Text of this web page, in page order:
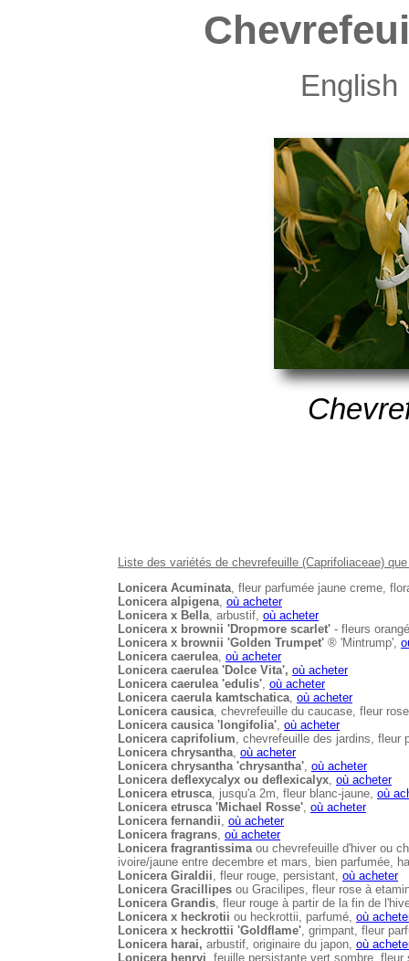
English
Liste des variétés de chevrefeuille (Caprifoliaceae)
Lonicera Acuminata, fleur parfumée jaune creme,
Lonicera alpigena, où acheter
Lonicera x Bella, arbustif, où acheter
Lonicera x brownii 'Dropmore scarlet' - fleurs
Lonicera x brownii 'Golden Trumpet' ® 'Mintrump',
Lonicera caerulea, où acheter
Lonicera caerulea 'Dolce Vita', où acheter
Lonicera caerulea 'edulis', où acheter
Lonicera caerula kamtschatica, où acheter
Lonicera causica, chevrefeuille du caucase, fleur
Lonicera causica 'longifolia', où acheter
Lonicera caprifolium, chevrefeuille des jardins, fleur
Lonicera chrysantha, où acheter
Lonicera chrysantha 'chrysantha', où acheter
Lonicera deflexycalyx ou deflexicalyx, où acheter
Lonicera etrusca, jusqu'a 2m, fleur blanc-jaune, où
Lonicera etrusca 'Michael Rosse', où acheter
Lonicera fernandii, où acheter
Lonicera fragrans, où acheter
Lonicera fragrantissimaou chevrefeuille d'hiver ou
ivoire/jaune entre decembre et mars, bien parfumée,
Lonicera Giraldii, fleur rouge, persistant, où acheter
Lonicera Gracillipes ou Gracilipes, fleur rose à
Lonicera Grandis, fleur rouge à partir de la fin de
Lonicera x heckrotii ou heckrottii, parfumé, où
Lonicera x heckrottii 'Goldflame', grimpant, fleur
Lonicera harai, arbustif, originaire du japon, où
Lonicera henryi, feuille persistante vert sombre,